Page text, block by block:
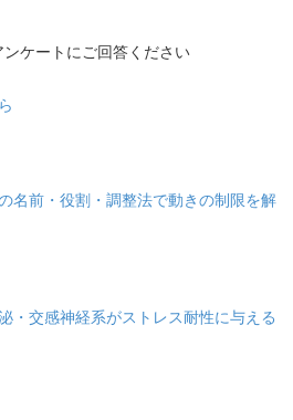
ケートにご回答ください
名前・役割・調整法で動きの制限を解
・交感神経系がストレス耐性に与える